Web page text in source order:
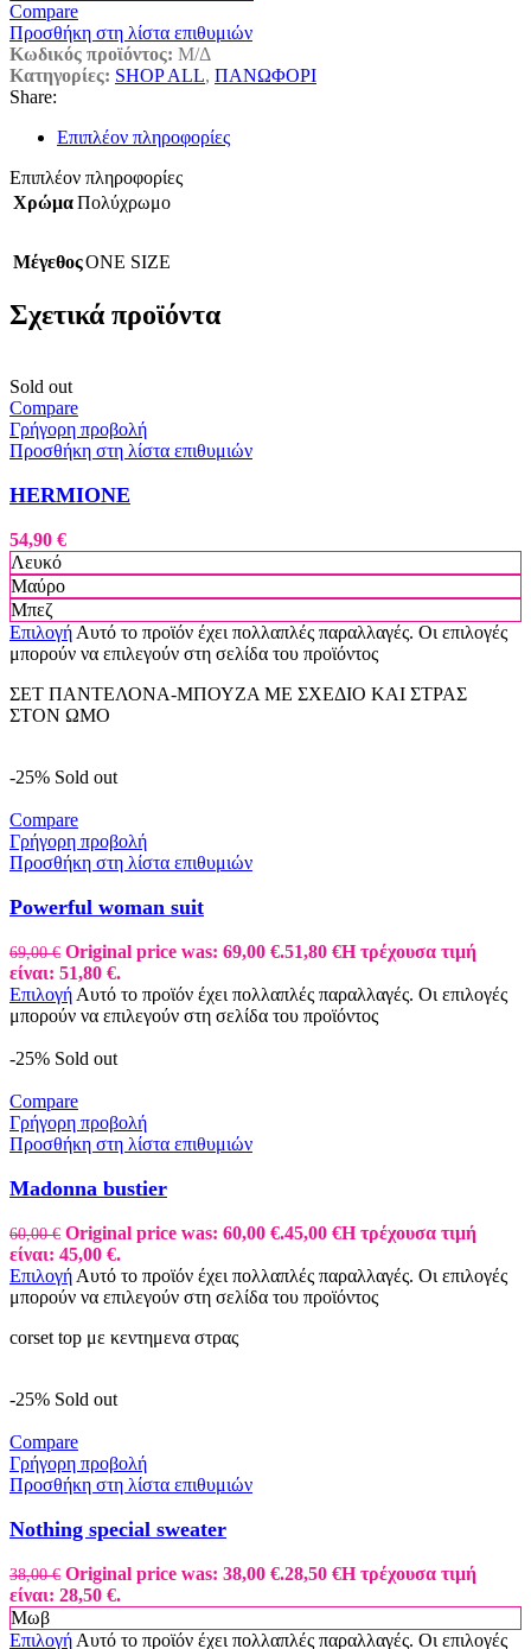
Compare
Προσθήκη στη λίστα επιθυμιών
Κωδικός προϊόντος: Μ/Δ
Κατηγορίες: SHOP ALL, ΠΑΝΩΦΟΡΙ
Share:
Επιπλέον πληροφορίες
Επιπλέον πληροφορίες
ΧρώμαΠολύχρωμο
ΜέγεθοςONE SIZE
Σχετικά προϊόντα
Sold out
Compare
Γρήγορη προβολή
Προσθήκη στη λίστα επιθυμιών
HERMIONE
54,90 €
Λευκό
Μαύρο
Μπεζ
Επιλογή Αυτό το προϊόν έχει πολλαπλές παραλλαγές. Οι επιλογές
μπορούν να επιλεγούν στη σελίδα του προϊόντος
ΣΕΤ ΠΑΝΤΕΛΟΝΑ-ΜΠΟΥΖΑ ΜΕ ΣΧΕΔΙΟ ΚΑΙ ΣΤΡΑΣ
ΣΤΟΝ ΩΜΟ
-25% Sold out
Compare
Γρήγορη προβολή
Προσθήκη στη λίστα επιθυμιών
Powerful woman suit
69,00€ Original price was: 69,00 €.51,80 €Η τρέχουσα τιμή
είναι: 51,80 €.
Επιλογή Αυτό το προϊόν έχει πολλαπλές παραλλαγές. Οι επιλογές
μπορούν να επιλεγούν στη σελίδα του προϊόντος
-25% Sold out
Compare
Γρήγορη προβολή
Προσθήκη στη λίστα επιθυμιών
Madonna bustier
60,00€ Original price was: 60,00 €.45,00 €Η τρέχουσα τιμή
είναι: 45,00 €.
Επιλογή Αυτό το προϊόν έχει πολλαπλές παραλλαγές. Οι επιλογές
μπορούν να επιλεγούν στη σελίδα του προϊόντος
corset top με κεντημενα στρας
-25% Sold out
Compare
Γρήγορη προβολή
Προσθήκη στη λίστα επιθυμιών
Nothing special sweater
38,00€ Original price was: 38,00 €.28,50 €Η τρέχουσα τιμή
είναι: 28,50 €.
Μωβ
Επιλογή Αυτό το προϊόν έχει πολλαπλές παραλλαγές. Οι επιλογές